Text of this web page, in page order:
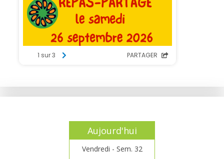
Aujourd'hui
Vendredi - Sem. 32